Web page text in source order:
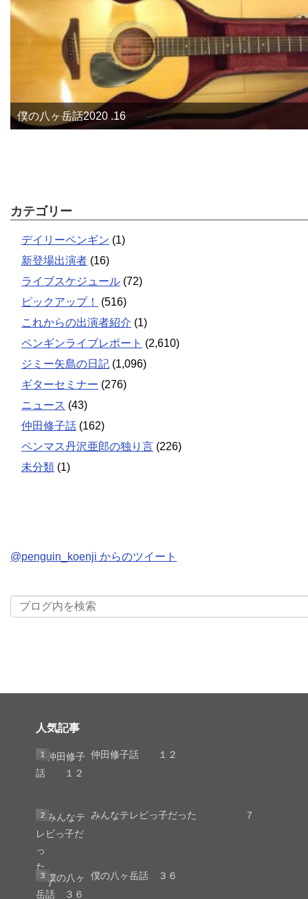
僕の八ヶ岳話2020 .16
カテゴリー
デイリーペンギン (1)
新登場出演者 (16)
ライブスケジュール (72)
ピックアップ！
(516)
これからの出演者紹介 (1)
ペンギンライブレポート (2,610)
ジミー矢島の日記 (1,096)
ギターセミナー (276)
ニュース (43)
仲田修子話 (162)
ペンマス丹沢亜郎の独り言 (226)
未分類 (1)
@penguin_koenji からのツイート
人気記事
仲田修子話 １２
みんなテレビっ子だった ７
僕の八ヶ岳話 ３６